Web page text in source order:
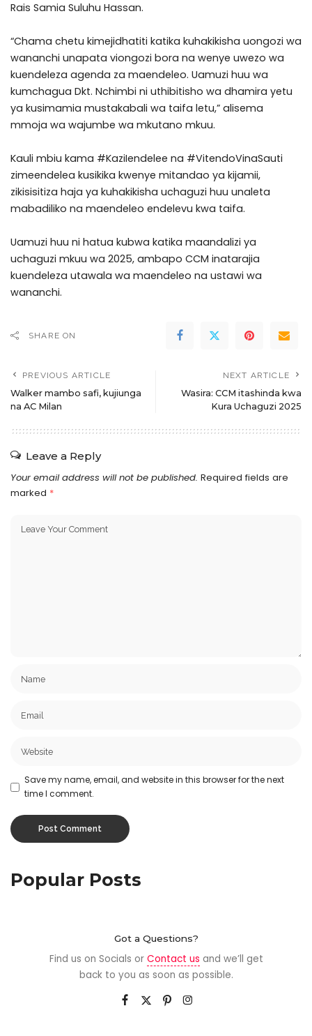
Rais Samia Suluhu Hassan.
“Chama chetu kimejidhatiti katika kuhakikisha uongozi wa
wananchi unapata viongozi bora na wenye uwezo wa
kuendeleza agenda za maendeleo. Uamuzi huu wa
kumchagua Dkt. Nchimbi ni uthibitisho wa dhamira yetu
ya kusimamia mustakabali wa taifa letu,” alisema
mmoja wa wajumbe wa mkutano mkuu.
Kauli mbiu kama #KaziIendelee na #VitendoVinaSauti
zimeendelea kusikika kwenye mitandao ya kijamii,
zikisisitiza haja ya kuhakikisha uchaguzi huu unaleta
mabadiliko na maendeleo endelevu kwa taifa.
Uamuzi huu ni hatua kubwa katika maandalizi ya
uchaguzi mkuu wa 2025, ambapo CCM inatarajia
kuendeleza utawala wa maendeleo na ustawi wa
wananchi.
SHARE ON
PREVIOUS ARTICLE
Walker mambo safi, kujiunga
na AC Milan
NEXT ARTICLE
Wasira: CCM itashinda kwa
Kura Uchaguzi 2025
Leave a Reply
Your email address will not be published. Required fields are
marked *
Save my name, email, and website in this browser for the next
time I comment.
Popular Posts
Got a Questions?
Find us on Socials or Contact us and we’ll get
back to you as soon as possible.